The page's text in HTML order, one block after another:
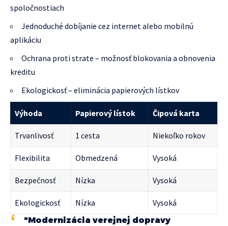
spoločnostiach
Jednoduché dobíjanie cez internet alebo mobilnú
aplikáciu
Ochrana proti strate – možnosť blokovania a obnovenia
kreditu
Ekologickosť – eliminácia papierových lístkov
Výhoda Papierový lístok Čipová karta
Trvanlivosť 1 cesta Niekoľko rokov
Flexibilita Obmedzená Vysoká
Bezpečnosť Nízka Vysoká
Ekologickosť Nízka Vysoká
"Modernizácia verejnej dopravy